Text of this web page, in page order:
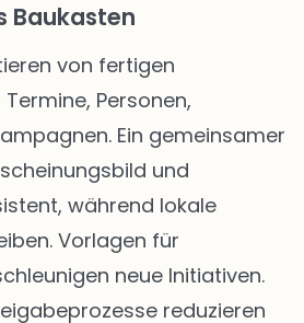
Baukasten
von fertigen
Personen,
Ein gemeinsamer
und
während lokale
Vorlagen für
neue Initiativen.
reduzieren